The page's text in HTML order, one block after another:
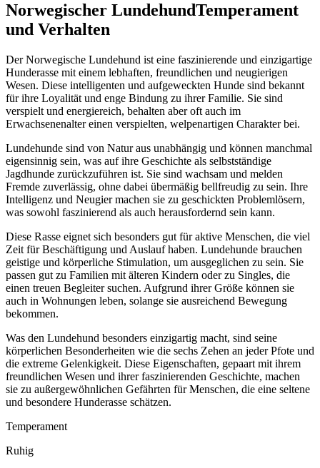
Norwegischer LundehundTemperament
und Verhalten
Der Norwegische Lundehund ist eine faszinierende und einzigartige
Hunderasse mit einem lebhaften, freundlichen und neugierigen
Wesen. Diese intelligenten und aufgeweckten Hunde sind bekannt
für ihre Loyalität und enge Bindung zu ihrer Familie. Sie sind
verspielt und energiereich, behalten aber oft auch im
Erwachsenenalter einen verspielten, welpenartigen Charakter bei.
Lundehunde sind von Natur aus unabhängig und können manchmal
eigensinnig sein, was auf ihre Geschichte als selbstständige
Jagdhunde zurückzuführen ist. Sie sind wachsam und melden
Fremde zuverlässig, ohne dabei übermäßig bellfreudig zu sein. Ihre
Intelligenz und Neugier machen sie zu geschickten Problemlösern,
was sowohl faszinierend als auch herausfordernd sein kann.
Diese Rasse eignet sich besonders gut für aktive Menschen, die viel
Zeit für Beschäftigung und Auslauf haben. Lundehunde brauchen
geistige und körperliche Stimulation, um ausgeglichen zu sein. Sie
passen gut zu Familien mit älteren Kindern oder zu Singles, die
einen treuen Begleiter suchen. Aufgrund ihrer Größe können sie
auch in Wohnungen leben, solange sie ausreichend Bewegung
bekommen.
Was den Lundehund besonders einzigartig macht, sind seine
körperlichen Besonderheiten wie die sechs Zehen an jeder Pfote und
die extreme Gelenkigkeit. Diese Eigenschaften, gepaart mit ihrem
freundlichen Wesen und ihrer faszinierenden Geschichte, machen
sie zu außergewöhnlichen Gefährten für Menschen, die eine seltene
und besondere Hunderasse schätzen.
Temperament
Ruhig